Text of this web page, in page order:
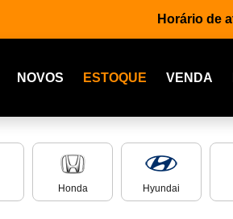
Horário de
NOVOS ESTOQUE VENDA
Honda Hyundai